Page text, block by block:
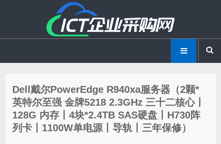
Dell戴尔PowerEdge R940xa服务器（2颗*
英特尔至强 金牌5218 2.3GHz 三十二核心丨
128G 内存丨4块*2.4TB SAS硬盘丨H730阵
列卡丨1100W单电源丨导轨丨三年保修）